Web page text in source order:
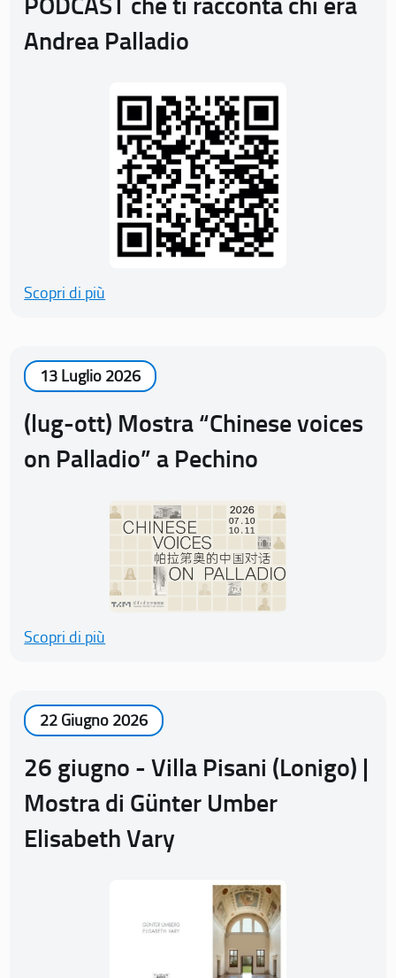
Andrea Palladio
Scopri di più
13 Luglio 2026
(lug-ott) Mostra “Chinese voices
on Palladio” a Pechino
Scopri di più
22 Giugno 2026
26 giugno - Villa Pisani (Lonigo) |
Mostra di Günter Umber
Elisabeth Vary